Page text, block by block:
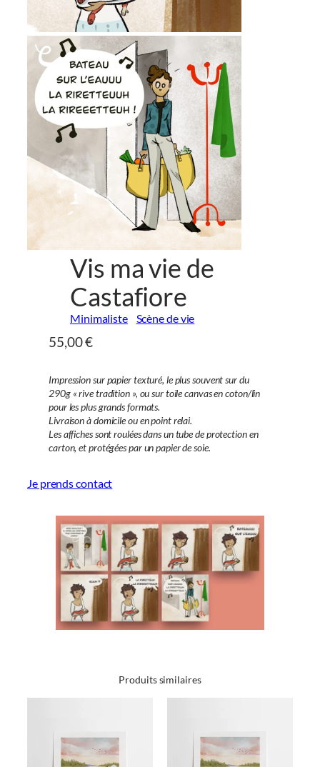
Vis ma vie de
Castafiore
Minimaliste Scène de vie
55,00€
Impression sur papier texturé, le plus souvent sur du
290g « rive tradition », ou sur toile canvas en coton/lin
pour les plus grands formats.
Livraison à domicile ou en point relai.
Les affiches sont roulées dans un tube de protection en
carton, et protégées par un papier de soie.
Je prends contact
Produits similaires